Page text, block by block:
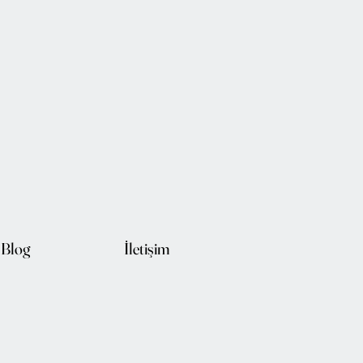
Blog İletişim